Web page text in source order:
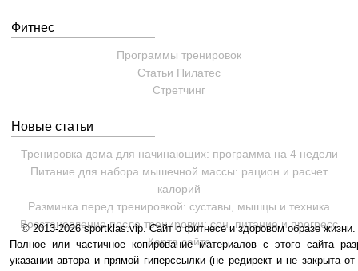
Фитнес
Программы тренировок
Статьи Пилатес
Cтретчинг
Новые статьи
Тренировка дома для начинающих: программа на 4 недели
Питание для набора мышечной массы: рацион и расчет
калорий
Разминка перед тренировкой: суставы, мышцы и техника
Восстановление после тренировки: сон, питание и прогресс
Карта сайта
© 2013-2026 sportklas.vip. Сайт о фитнесе и здоровом образе
Полное или частичное копирование материалов с этого сайта
указании автора и прямой гиперссылки (не редирект и не закрыта